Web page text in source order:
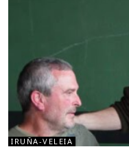
IRUÑA-VELEIA